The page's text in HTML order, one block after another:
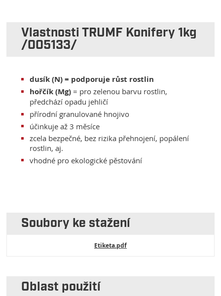
Vlastnosti TRUMF Konifery 1kg
/005133/
dusík (N) = podporuje růst rostlin
hořčík (Mg) = pro zelenou barvu rostlin,
předchází opadu jehličí
přírodní granulované hnojivo
účinkuje až 3 měsíce
zcela bezpečné, bez rizika přehnojení, popálení
rostlin, aj.
vhodné pro ekologické pěstování
Soubory ke stažení
Etiketa.pdf
Oblast použití